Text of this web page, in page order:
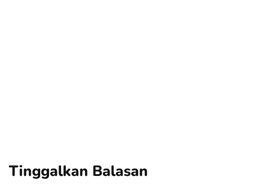
Tinggalkan Balasan